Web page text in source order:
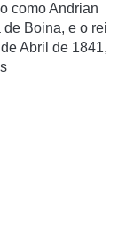
como Andrian
Boina, e o rei
Abril de 1841,